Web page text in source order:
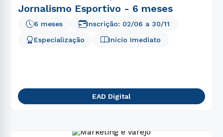
Jornalismo Esportivo - 6 meses
6 meses
Especialização
Início Imediato
Inscrição: 02/06 a 30/11
EAD Digital